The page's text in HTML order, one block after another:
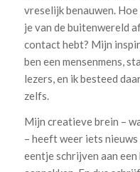
vreselijk benauwen.
je van de buitenwereld
contact hebt? Mijn
ben een mensenmens,
lezers, en ik besteed
zelfs.
Mijn creatieve brein –
– heeft weer iets
eentje schrijven aan